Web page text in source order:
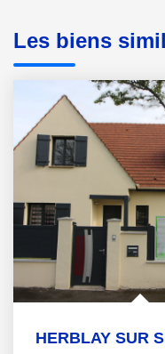
Les biens